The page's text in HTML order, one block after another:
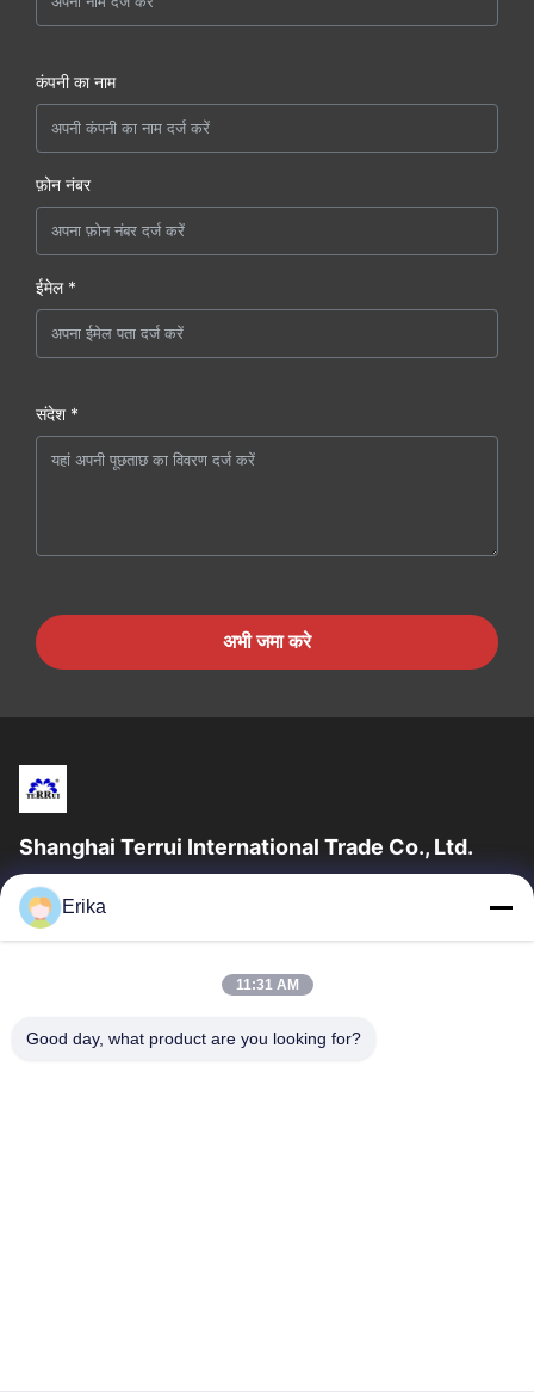
कंपनी का नाम
फ़ोन नंबर
ईमेल *
संदेश *
अभी जमा करे
Shanghai Terrui International Trade Co., Ltd.
शंघाई टेरुई इंटरनेशनल ट्रेड कं, लिमिटेड की स्थापना 2002 में पशुधन उपकरण के
विकास, निर्माण और बिक्री में विशेषज्ञता प्राप्त थी।
त्वरित लिंक
उत्पादों
हमारे बारे में
गुणवत्ता नियंत्रण
Erika
11:31 AM
Good day, what product are you looking for?